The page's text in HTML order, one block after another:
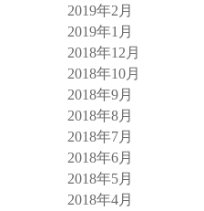
2019年2月
2019年1月
2018年12月
2018年10月
2018年9月
2018年8月
2018年7月
2018年6月
2018年5月
2018年4月